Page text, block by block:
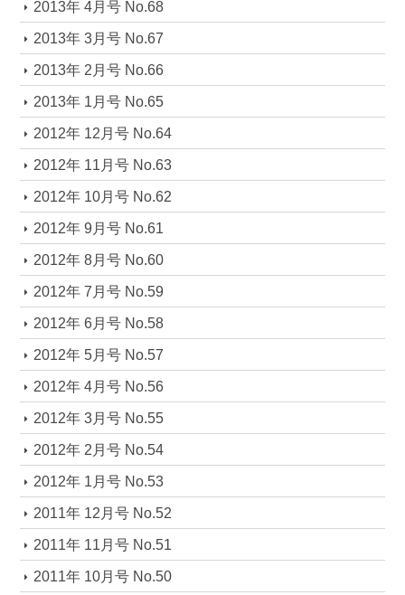
2013年 4月号 No.68
2013年 3月号 No.67
2013年 2月号 No.66
2013年 1月号 No.65
2012年 12月号 No.64
2012年 11月号 No.63
2012年 10月号 No.62
2012年 9月号 No.61
2012年 8月号 No.60
2012年 7月号 No.59
2012年 6月号 No.58
2012年 5月号 No.57
2012年 4月号 No.56
2012年 3月号 No.55
2012年 2月号 No.54
2012年 1月号 No.53
2011年 12月号 No.52
2011年 11月号 No.51
2011年 10月号 No.50